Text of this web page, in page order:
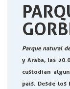
Parque natural
y Araba, las
custodian
país. Desde los